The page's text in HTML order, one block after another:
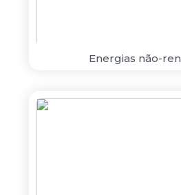
Energias não-